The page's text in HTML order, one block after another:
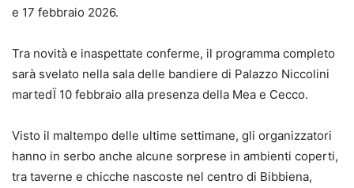
e 17 febbraio 2026.
Tra novità e inaspettate conferme, il programma completo
sarà svelato nella sala delle bandiere di Palazzo Niccolini
martedÏ 10 febbraio alla presenza della Mea e Cecco.
Visto il maltempo delle ultime settimane, gli organizzatori
hanno in serbo anche alcune sorprese in ambienti coperti,
tra taverne e chicche nascoste nel centro di Bibbiena,